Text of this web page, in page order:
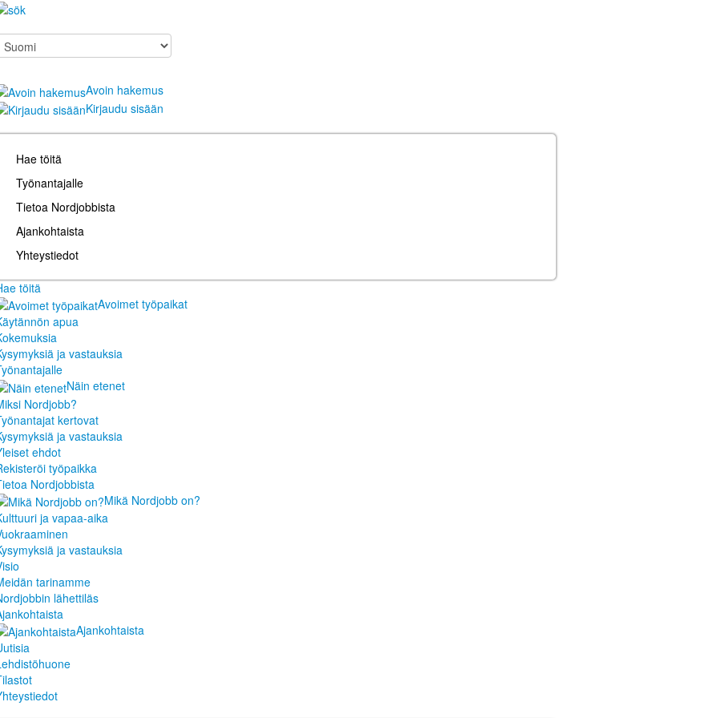
Avoin hakemus
Kirjaudu sisään
Hae töitä
Työnantajalle
Tietoa Nordjobbista
Ajankohtaista
Yhteystiedot
töitä
Avoimet työpaikat
apua
ja vastauksia
Näin etenet
Nordjobb?
kertovat
ja vastauksia
ehdot
työpaikka
Nordjobbista
Mikä Nordjobb on?
ja vapaa-aika
ja vastauksia
tarinamme
lähettiläs
Ajankohtaista